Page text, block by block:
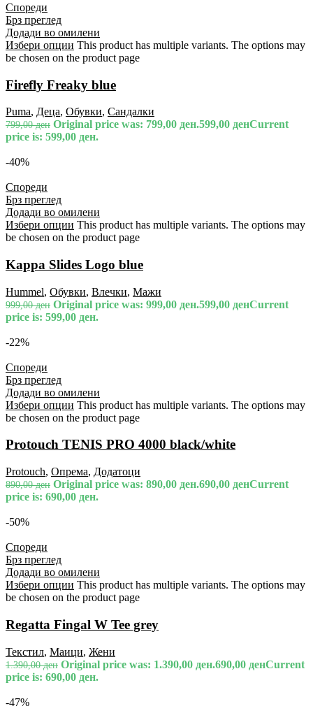
Спореди
Брз преглед
Додади во омилени
Избери опции This product has multiple variants. The options may
be chosen on the product page
Firefly Freaky blue
Puma, Деца, Обувки, Сандалки
799,00ден Original price was: 799,00 ден.599,00 денCurrent
price is: 599,00 ден.
-40%
Спореди
Брз преглед
Додади во омилени
Избери опции This product has multiple variants. The options may
be chosen on the product page
Kappa Slides Logo blue
Hummel, Обувки, Влечки, Мажи
999,00ден Original price was: 999,00 ден.599,00 денCurrent
price is: 599,00 ден.
-22%
Спореди
Брз преглед
Додади во омилени
Избери опции This product has multiple variants. The options may
be chosen on the product page
Protouch TENIS PRO 4000 black/white
Protouch, Опрема, Додатоци
890,00ден Original price was: 890,00 ден.690,00 денCurrent
price is: 690,00 ден.
-50%
Спореди
Брз преглед
Додади во омилени
Избери опции This product has multiple variants. The options may
be chosen on the product page
Regatta Fingal W Tee grey
Текстил, Маици, Жени
1.390,00ден Original price was: 1.390,00 ден.690,00 денCurrent
price is: 690,00 ден.
-47%